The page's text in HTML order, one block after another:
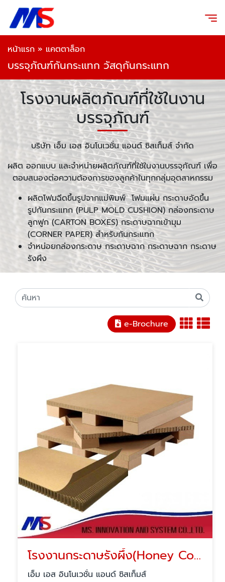
หน้าแรก » แคตตาล็อก
บรรจุภัณฑ์กันกระแทก วัสดุกันกระแทก
โรงงานผลิตภัณฑ์ที่ใช้ในงาน
บรรจุภัณฑ์
บริษัท เอ็ม เอส อินโนเวชั่น แอนด์ ซิสเท็มส์ จำกัด
ผลิต ออกแบบ และจำหน่ายผลิตภัณฑ์ที่ใช้ในงานบรรจุภัณฑ์ เพื่อ
ตอบสนองต่อความต้องการของลูกค้าในทุกกลุ่มอุตสาหกรรม
ผลิตโฟมฉีดขึ้นรูปจากแม่พิมพ์ โฟมแผ่น กระดาษอัดขึ้น
รูปกันกระแทก (PULP MOLD CUSHION) กล่องกระดาษ
ลูกฟูก (CARTON BOXES) กระดาษฉากเข้ามุม
(CORNER PAPER) สำหรับกันกระแทก
จำหน่อยกล่องกระดาษ กระดาษฉาก กระดาษฉาก กระดาษ
รังผึง
e-Brochure
โรงงานกระดาษรังผึ้ง(Honey Comp)
เอ็ม เอส อินโนเวชั่น แอนด์ ซิสเท็มส์